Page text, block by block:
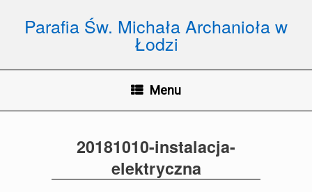
contentParafia Św. Michała Archanioła w
Łodzi
Menu
20181010-instalacja-
elektryczna